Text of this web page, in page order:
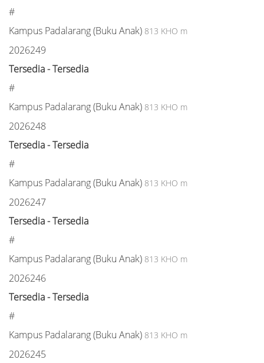
#
Kampus Padalarang (Buku Anak) 813 KHO m
2026249
Tersedia - Tersedia
#
Kampus Padalarang (Buku Anak) 813 KHO m
2026248
Tersedia - Tersedia
#
Kampus Padalarang (Buku Anak) 813 KHO m
2026247
Tersedia - Tersedia
#
Kampus Padalarang (Buku Anak) 813 KHO m
2026246
Tersedia - Tersedia
#
Kampus Padalarang (Buku Anak) 813 KHO m
2026245